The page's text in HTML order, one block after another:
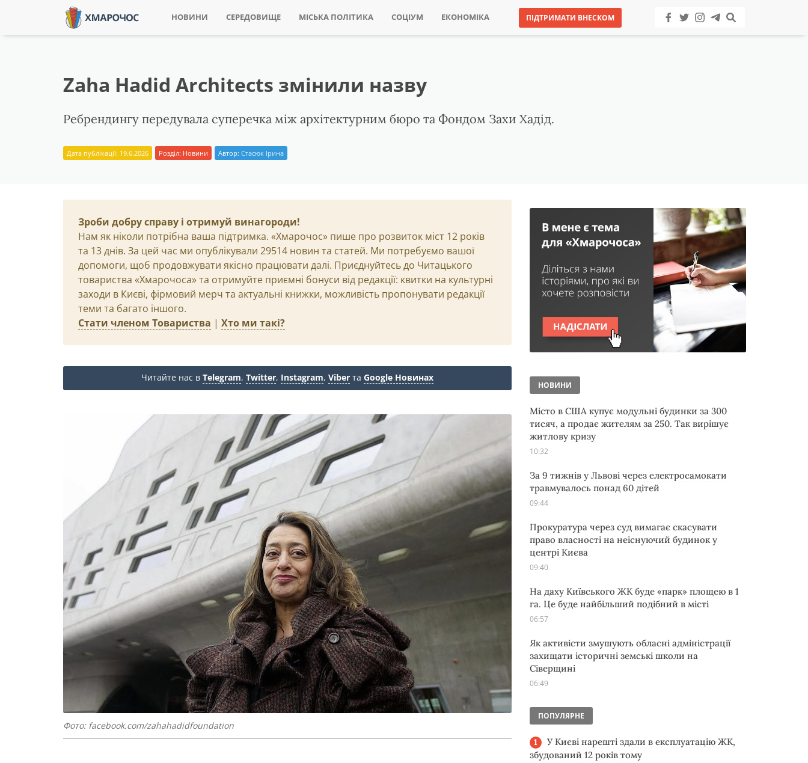
НОВИНИ СЕРЕДОВИЩЕ МІСЬКА ПОЛІТИКА СОЦІУМ ЕКОНОМІКА ПІДТРИМАТИ ВНЕСКОМ
Zaha Hadid Architects змінили назву
Ребрендингу передувала суперечка між архітектурним бюро та Фондом Захи Хадід.
Дата публікації: 19.6.2026 Розділ: Новини Автор: Стасюк Ірина
Зроби добру справу і отримуй винагороди!
Нам як ніколи потрібна ваша підтримка. «Хмарочос» пише про розвиток міст 12 років
та 13 днів. За цей час ми опублікували 29514 новин та статей. Ми потребуємо вашої
допомоги, щоб продовжувати якісно працювати далі. Приєднуйтесь до Читацького
товариства «Хмарочоса» та отримуйте приємні бонуси від редакції: квитки на культурні
заходи в Києві, фірмовий мерч та актуальні книжки, можливість пропонувати редакції
теми та багато іншого.
Стати членом Товариства | Хто ми такі?
Читайте нас в Telegram, Twitter, Instagram, Viber та Google Новинах
Фото: facebook.com/zahahadidfoundation
НОВИНИ
Місто в США купує модульні будинки за 300
тисяч, а продає жителям за 250. Так вирішує
житлову кризу
10:32
За 9 тижнів у Львові через електросамокати
травмувалось понад 60 дітей
09:44
Прокуратура через суд вимагає скасувати
право власності на неіснуючий будинок у
центрі Києва
09:40
На даху Київського ЖК буде «парк» площею в 1
га. Це буде найбільший подібний в місті
06:57
Як активісти змушують обласні адміністрації
захищати історичні земські школи на
Сіверщині
06:49
ПОПУЛЯРНЕ
У Києві нарешті здали в експлуатацію ЖК,
збудований 12 років тому